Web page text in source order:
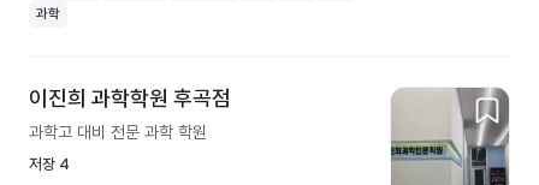
과학
이진희 과학학원 후곡점
과학고 대비 전문 과학 학원
저장 4